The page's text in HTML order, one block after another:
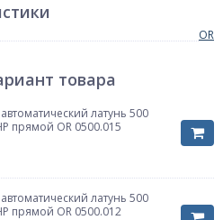
OR
товара
латунь 500
прямой OR 0500.015
латунь 500
прямой OR 0500.012